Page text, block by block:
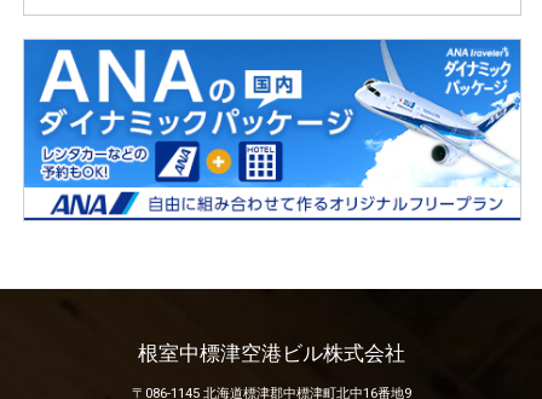
根室中標津空港ビル株式会社
〒086-1145 北海道標津郡中標津町北中16番地9